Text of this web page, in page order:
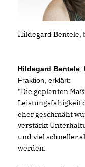
Hildegard Bentele,
Hildegard Bentele
Fraktion, erklärt:
"Die geplanten
Leistungsfähigkeit
eher geschmäht
verstärkt
und viel schneller
werden.